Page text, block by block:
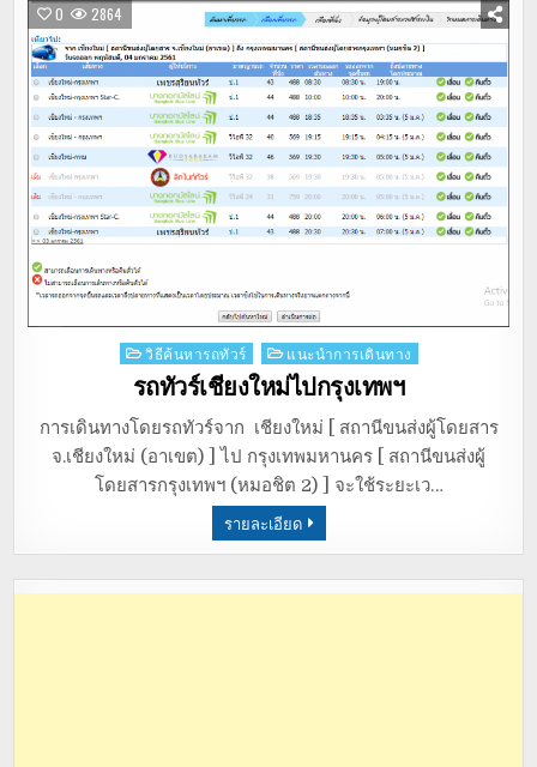
0 2864
Posted
in
วิธีค้นหารถทัวร์ แนะนำการเดินทาง
รถทัวร์เชียงใหม่ไปกรุงเทพฯ
การเดินทางโดยรถทัวร์จาก เชียงใหม่ [ สถานีขนส่งผู้โดยสาร
จ.เชียงใหม่ (อาเขต) ] ไป กรุงเทพมหานคร [ สถานีขนส่งผู้
โดยสารกรุงเทพฯ (หมอชิต 2) ] จะใช้ระยะเว…
รายละเอียด